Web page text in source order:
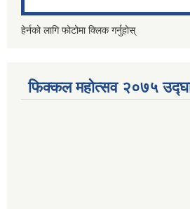
हेर्नको लागि फोटोमा क्लिक गर्नुहोस्
फिक्कल महोत्सव २०७५